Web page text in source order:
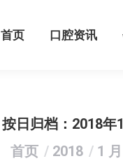
首页 口腔资讯
按日归档： 2018年
您在这里：
首页 2018 1 月